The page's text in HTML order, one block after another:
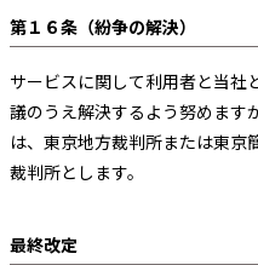
第１６条（紛争の解決）
サービスに関して利用者と当社
議のうえ解決するよう努めます
は、東京地方裁判所または東京
裁判所とします。
最終改定